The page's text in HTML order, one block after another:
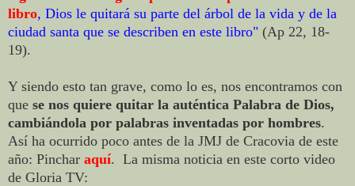
libro, Dios le quitará su parte del árbol de la vida y de la
ciudad santa que se describen en este libro" (Ap 22, 18-
19).
Y siendo esto tan grave, como lo es, nos encontramos con
que se nos quiere quitar la auténtica Palabra de Dios,
cambiándola por palabras inventadas por hombres.
Así ha ocurrido poco antes de la JMJ de Cracovia de este
año: Pinchar aquí. La misma noticia en este corto video
de Gloria TV: